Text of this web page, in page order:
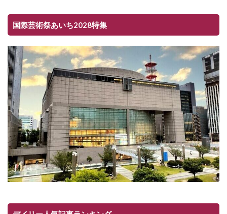
国際芸術祭あいち2028特集